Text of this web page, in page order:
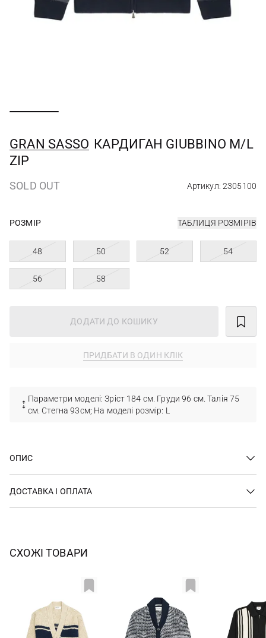
GRAN SASSO КАРДИГАН GIUBBINO M/L
ZIP
SOLD OUT Артикул: 2305100
РОЗМІР ТАБЛИЦЯ РОЗМІРІВ
48 50 52 54
56 58
ДОДАТИ ДО КОШИКУ
ПРИДБАТИ В ОДИН КЛІК
Параметри моделі: Зріст 184 см. Груди 96 см. Талія 75
см. Стегна 93см; На моделі розмір: L
ОПИС
ДОСТАВКА І ОПЛАТА
СХОЖІ ТОВАРИ